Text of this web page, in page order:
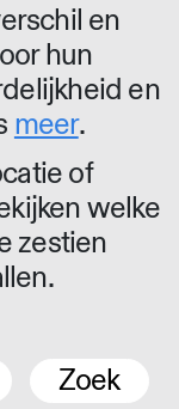
en
hun
en
meer.
of
welke
zestien
Zoek